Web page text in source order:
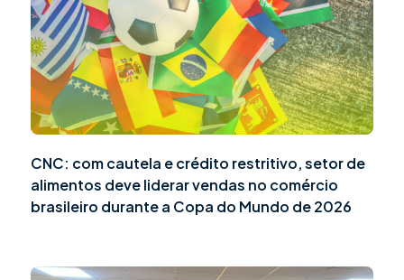
CNC: com cautela e crédito restritivo, setor de
alimentos deve liderar vendas no comércio
brasileiro durante a Copa do Mundo de 2026